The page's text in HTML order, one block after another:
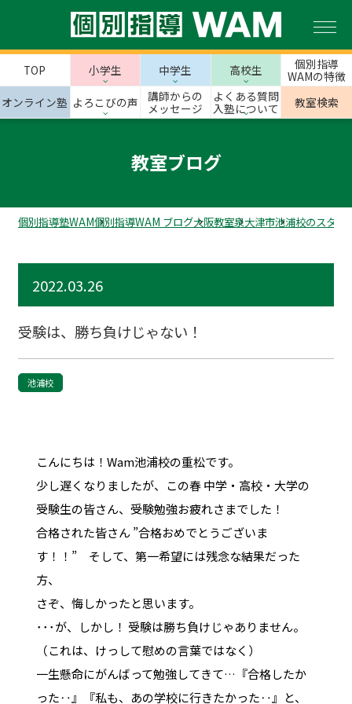
TOP 小学生 中学生 高校生
個別指導
WAMの特徴
オンライン塾 よろこびの声
講師からの
メッセージ
よくある質問
入塾について
教室検索
教室ブログ
個別指導塾WAM個別指導WAM ブログ大阪教室泉大津市池浦校のスタッ
2022.03.26
受験は、勝ち負けじゃない！
池浦校
こんにちは！Wam池浦校の重松です。
少し遅くなりましたが、この春 中学・高校・大学の
受験生の皆さん、受験勉強お疲れさまでした！
合格された皆さん ”合格おめでとうございま
す！！” そして、第一希望には残念な結果だった
方、
さぞ、悔しかったと思います。
･･･が、しかし！ 受験は勝ち負けじゃありません。
（これは、けっして慰めの言葉ではなく）
一生懸命にがんばって勉強してきて…『合格したか
った‥』『私も、あの学校に行きたかった‥』と、